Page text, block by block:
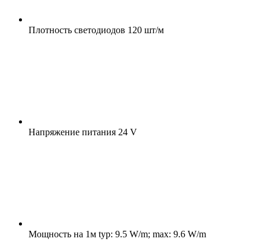
Плотность светодиодов 120 шт/м
Напряжение питания 24 V
Мощность на 1м typ: 9.5 W/m; max: 9.6 W/m